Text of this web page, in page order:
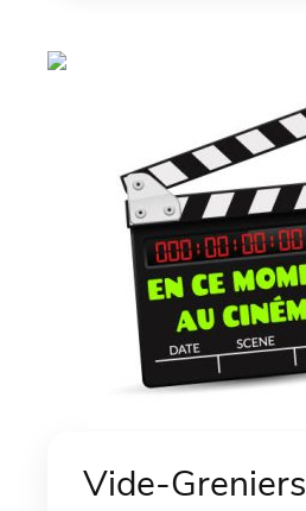
Vide-Greniers